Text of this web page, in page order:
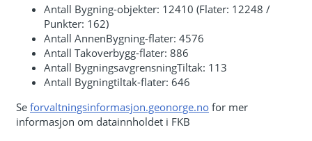
Antall Bygning-objekter: 12410 (Flater: 12248 /
Punkter: 162)
Antall AnnenBygning-flater: 4576
Antall Takoverbygg-flater: 886
Antall BygningsavgrensningTiltak: 113
Antall Bygningtiltak-flater: 646
Se forvaltningsinformasjon.geonorge.no for mer
informasjon om datainnholdet i FKB